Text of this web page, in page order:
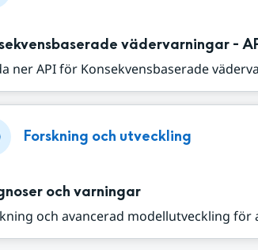
vädervarningar -
ner API för Konsekvensbaserade
Forskning och utveckling
och varningar
och avancerad modellutveckling för